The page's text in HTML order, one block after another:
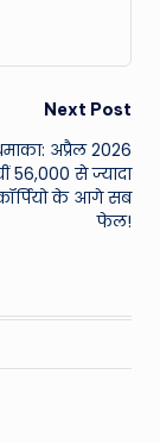
Next Post
अप्रैल 2026
56,000 से ज्यादा
के आगे सब
फेल!